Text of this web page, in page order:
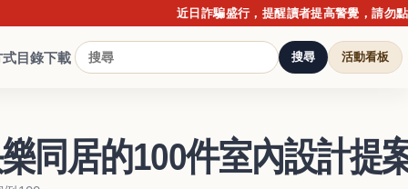
近日詐騙盛行，提醒讀者提高警覺，請勿點擊不
式目錄下載 搜尋 活動看板
同居的100件室內設計提